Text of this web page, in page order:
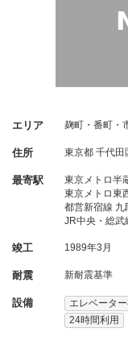
エリア 麹町・番町・
住所 東京都 千代田
最寄駅
東京メトロ半
東京メトロ東
都営新宿線 九
JR中央・総武
竣工 1989年3月
耐震 新耐震基準
設備 エレベータ
24時間利用